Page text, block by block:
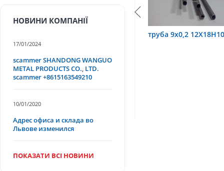
труба 9х0,2 12Х18Н10Т
НОВИНИ КОМПАНІЇ
17/01/2024
scammer SHANDONG WANGUO
METAL PRODUCTS CO., LTD.
scammer +8615163549210
10/01/2020
Адрес офиса и склада во
Львове изменился
ПОКАЗАТИ ВСІ НОВИНИ